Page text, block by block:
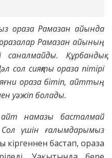
ораза Рамазан айында
Рамазан айының
Құрбандық
сол сияқты ораза пітірі
ораза бітіп, айттың
уәжіп болады.
айт намазы басталмай
үшін ғалымдарымыз
кіргеннен бастап, ораза